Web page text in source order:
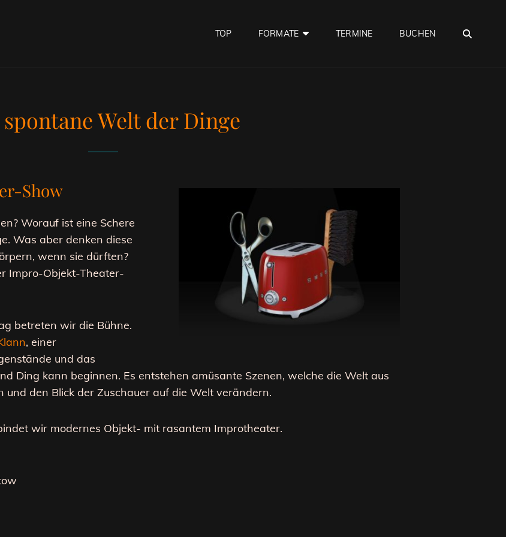
TOP FORMATE TERMINE BUCHEN
Welt der Dinge
Show
Worauf ist eine Schere
Was aber denken diese
wenn sie dürften?
Impro-Objekt-Theater-
betreten wir die Bühne.
, einer
und das
Ding kann beginnen. Es entstehen amüsante Szenen, welche die Welt aus
den Blick der Zuschauer auf die Welt verändern.
wir modernes Objekt- mit rasantem Improtheater.